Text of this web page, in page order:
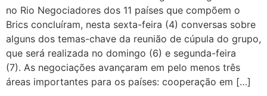
no Rio Negociadores dos 11 países que compõem o
Brics concluíram, nesta sexta-feira (4) conversas sobre
alguns dos temas-chave da reunião de cúpula do grupo,
que será realizada no domingo (6) e segunda-feira
(7). As negociações avançaram em pelo menos três
áreas importantes para os países: cooperação em […]